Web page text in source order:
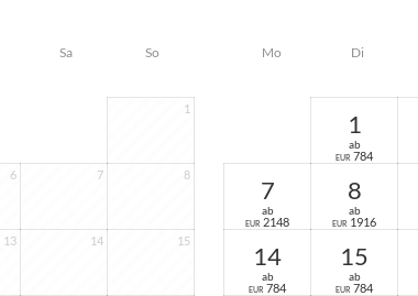
Sa So Mo Di
1
6 7 8
13 14 15
1
ab
EUR 784
7
ab
EUR 2148
8
ab
EUR 1916
14
ab
EUR 784
15
ab
EUR 784